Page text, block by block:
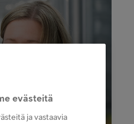
evästeitä
ja vastaavia